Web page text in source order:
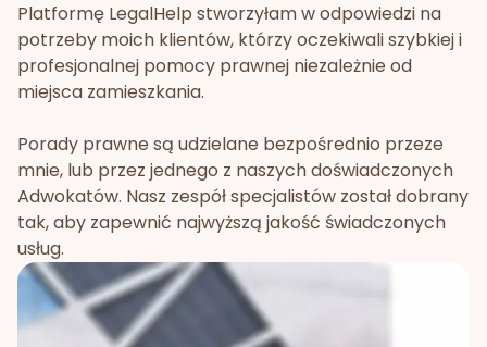
Platformę LegalHelp stworzyłam w odpowiedzi na
potrzeby moich klientów, którzy oczekiwali szybkiej i
profesjonalnej pomocy prawnej niezależnie od
miejsca zamieszkania.
Porady prawne są udzielane bezpośrednio przeze
mnie, lub przez jednego z naszych doświadczonych
Adwokatów. Nasz zespół specjalistów został dobrany
tak, aby zapewnić najwyższą jakość świadczonych
usług.